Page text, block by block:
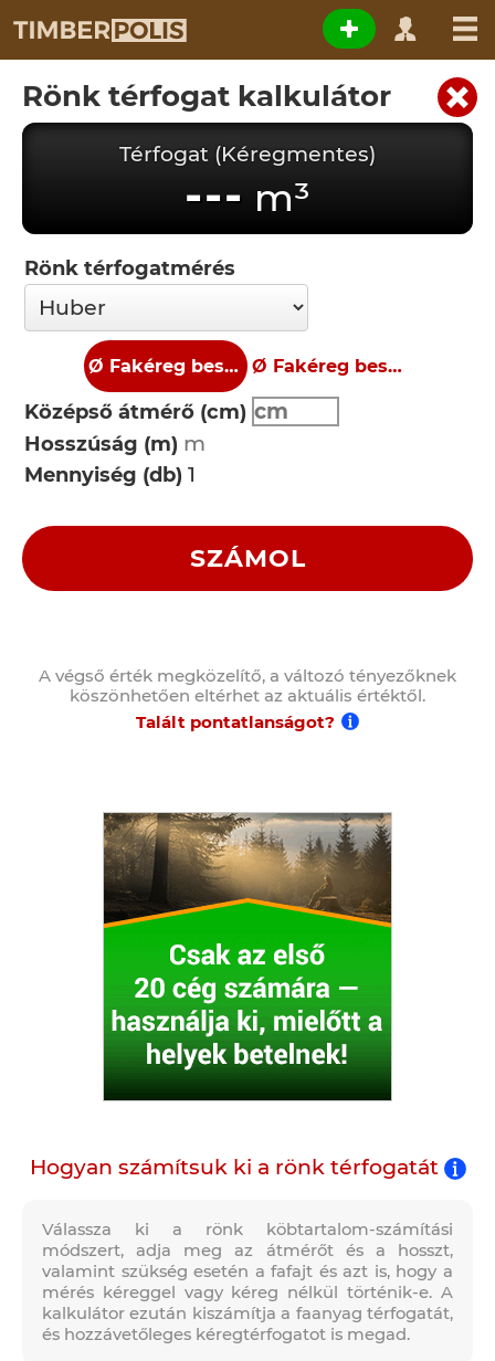
Rönk térfogat kalkulátor
Hogyan számítsuk ki a rönk térfogatát
Válassza ki a rönk köbtartalom-számítási
módszert, adja meg az átmérőt és a hosszt,
valamint szükség esetén a fafajt és azt is, hogy a
mérés kéreggel vagy kéreg nélkül történik-e. A
kalkulátor ezután kiszámítja a faanyag térfogatát,
és hozzávetőleges kéregtérfogatot is megad.
Térfogat (Kéregmentes)
--- m³
Rönk térfogatmérés
Ø Fakéreg beszámítása nélkül Ø Fakéreg beszámításával
Középső átmérő (cm)
Hosszúság (m)
Mennyiség (db)
SZÁMOL
A végső érték megközelítő, a változó tényezőknek
köszönhetően eltérhet az aktuális értéktől.
Talált pontatlanságot?